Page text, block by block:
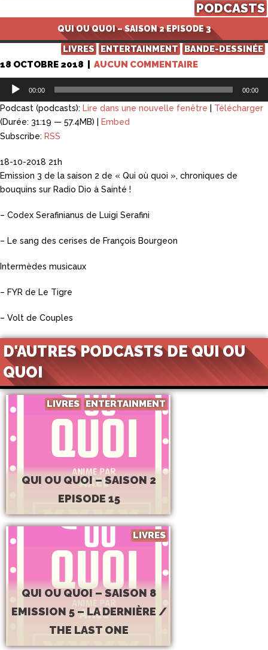
PODCASTS
QUI OU QUOI – SAISON 2 EPISODE 3
BANDE-DESSINÉE
ENTERTAINMENT
LIVRES
18 OCTOBRE 2018 AUCUN COMMENTAIRE
Lecteur
00:00 00:00
Podcast (podcasts): Lire dans une nouvelle fenêtre
Télécharger
(Durée: 31:19 — 57.4MB) |
Embed
Subscribe: RSS
18-10-2018 21h
Emission 3 de la saison 2 de « Qui où quoi », chroniques de
bouquins sur Radio Dio à Sainté !
– Codex Serafinianus de Luigi Serafini
– Le sang des cerises de François Bourgeon
Intermèdes musicaux
– FYR de Le Tigre
– Volt de Couples
D'AUTRES PODCASTS DE QUI OU
QUOI
ENTERTAINMENT
LIVRES
QUI OU QUOI – SAISON 2
EPISODE 15
LIVRES
QUI OU QUOI – SAISON 8
EMISSION 5 – LA DERNIÈRE /
THE LAST ONE